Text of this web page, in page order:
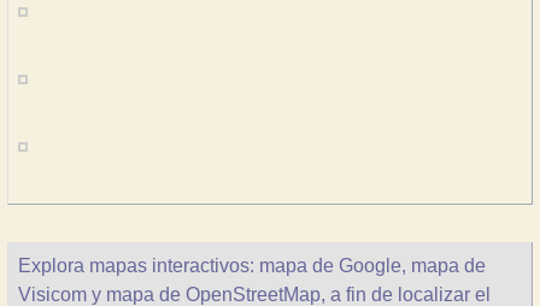
Explora mapas interactivos: mapa de Google, mapa de
Visicom y mapa de OpenStreetMap, a fin de localizar el